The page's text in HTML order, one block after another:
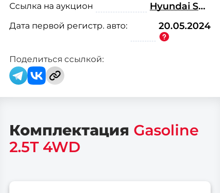
Ссылка на аукцион Hyundai Santafe MX5 Gasoline 2.5T 4WD Prestige
Дата первой регистр. авто: 20.05.2024
Поделиться ссылкой:
Комплектация Gasoline
2.5T 4WD